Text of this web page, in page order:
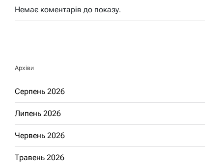
Немає коментарів до показу.
Архіви
Серпень 2026
Липень 2026
Червень 2026
Травень 2026